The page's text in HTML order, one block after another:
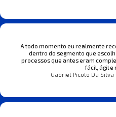
A todo momento eu realmente
dentro do segmento que
processos que antes eram
fácil, ágil e
Gabriel Picolo Da